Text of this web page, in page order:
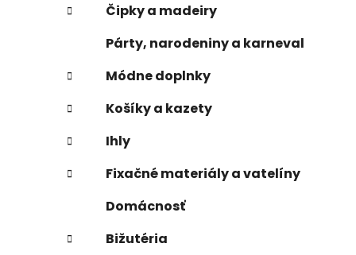
Čipky a madeiry
Párty, narodeniny a karneval
Módne doplnky
Košíky a kazety
Ihly
Fixačné materiály a vatelíny
Domácnosť
Bižutéria